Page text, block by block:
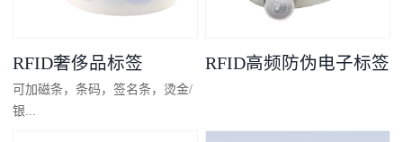
RFID奢侈品标签
可加磁条，条码，签名条，烫金/
银...
RFID高频防伪电子标签